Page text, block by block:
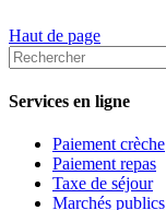
Haut de page
Services en ligne
Paiement crèche
Paiement repas
Taxe de séjour
Marchés publics